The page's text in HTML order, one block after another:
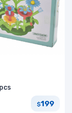
$199